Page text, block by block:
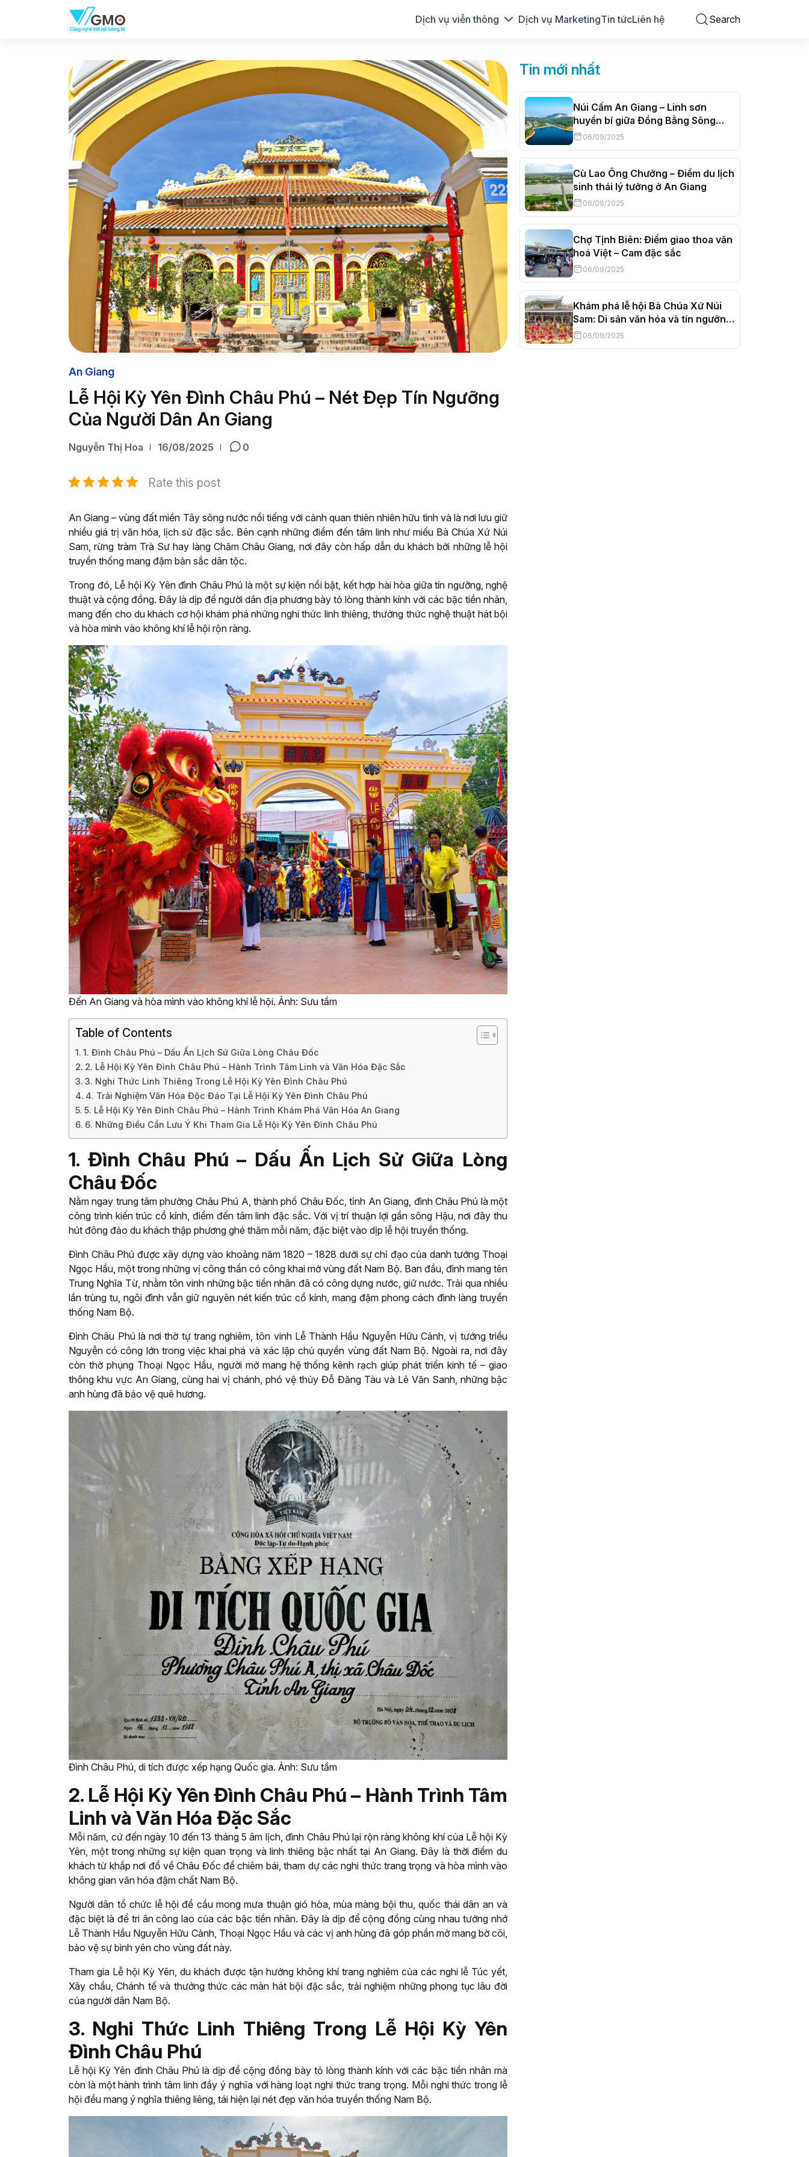
Dịch vụ viễn thông Dịch vụ MarketingTin tứcLiên hệ Search
An Giang
Lễ Hội Kỳ Yên Đình Châu Phú – Nét Đẹp Tín Ngưỡng
Của Người Dân An Giang
Nguyễn Thị Hoa 16/08/2025 0
Rate this post
An Giang – vùng đất miền Tây sông nước nổi tiếng với cảnh quan thiên nhiên hữu tình và là nơi lưu giữ
nhiều giá trị văn hóa, lịch sử đặc sắc. Bên cạnh những điểm đến tâm linh như miếu Bà Chúa Xứ Núi
Sam, rừng tràm Trà Sư hay làng Chăm Châu Giang, nơi đây còn hấp dẫn du khách bởi những lễ hội
truyền thống mang đậm bản sắc dân tộc.
Trong đó, Lễ hội Kỳ Yên đình Châu Phú là một sự kiện nổi bật, kết hợp hài hòa giữa tín ngưỡng, nghệ
thuật và cộng đồng. Đây là dịp để người dân địa phương bày tỏ lòng thành kính với các bậc tiền nhân,
mang đến cho du khách cơ hội khám phá những nghi thức linh thiêng, thưởng thức nghệ thuật hát bội
và hòa mình vào không khí lễ hội rộn ràng.
Đến An Giang và hòa mình vào không khí lễ hội. Ảnh: Sưu tầm
Table of Contents
1. Đình Châu Phú – Dấu Ấn Lịch Sử Giữa Lòng Châu Đốc
2. Lễ Hội Kỳ Yên Đình Châu Phú – Hành Trình Tâm Linh và Văn Hóa Đặc Sắc
3. Nghi Thức Linh Thiêng Trong Lễ Hội Kỳ Yên Đình Châu Phú
4. Trải Nghiệm Văn Hóa Độc Đáo Tại Lễ Hội Kỳ Yên Đình Châu Phú
5. Lễ Hội Kỳ Yên Đình Châu Phú – Hành Trình Khám Phá Văn Hóa An Giang
6. Những Điều Cần Lưu Ý Khi Tham Gia Lễ Hội Kỳ Yên Đình Châu Phú
1. Đình Châu Phú – Dấu Ấn Lịch Sử Giữa Lòng
Châu Đốc
Nằm ngay trung tâm phường Châu Phú A, thành phố Châu Đốc, tỉnh An Giang, đình Châu Phú là một
công trình kiến trúc cổ kính, điểm đến tâm linh đặc sắc. Với vị trí thuận lợi gần sông Hậu, nơi đây thu
hút đông đảo du khách thập phương ghé thăm mỗi năm, đặc biệt vào dịp lễ hội truyền thống.
Đình Châu Phú được xây dựng vào khoảng năm 1820 – 1828 dưới sự chỉ đạo của danh tướng Thoại
Ngọc Hầu, một trong những vị công thần có công khai mở vùng đất Nam Bộ. Ban đầu, đình mang tên
Trung Nghĩa Từ, nhằm tôn vinh những bậc tiền nhân đã có công dựng nước, giữ nước. Trải qua nhiều
lần trùng tu, ngôi đình vẫn giữ nguyên nét kiến trúc cổ kính, mang đậm phong cách đình làng truyền
thống Nam Bộ.
Đình Châu Phú là nơi thờ tự trang nghiêm, tôn vinh Lễ Thành Hầu Nguyễn Hữu Cảnh, vị tướng triều
Nguyễn có công lớn trong việc khai phá và xác lập chủ quyền vùng đất Nam Bộ. Ngoài ra, nơi đây
còn thờ phụng Thoại Ngọc Hầu, người mở mang hệ thống kênh rạch giúp phát triển kinh tế – giao
thông khu vực An Giang, cùng hai vị chánh, phó vệ thủy Đỗ Đăng Tàu và Lê Văn Sanh, những bậc
anh hùng đã bảo vệ quê hương.
Đình Châu Phú, di tích được xếp hạng Quốc gia. Ảnh: Sưu tầm
2. Lễ Hội Kỳ Yên Đình Châu Phú – Hành Trình Tâm
Linh và Văn Hóa Đặc Sắc
Mỗi năm, cứ đến ngày 10 đến 13 tháng 5 âm lịch, đình Châu Phú lại rộn ràng không khí của Lễ hội Kỳ
Yên, một trong những sự kiện quan trọng và linh thiêng bậc nhất tại An Giang. Đây là thời điểm du
khách từ khắp nơi đổ về Châu Đốc để chiêm bái, tham dự các nghi thức trang trọng và hòa mình vào
không gian văn hóa đậm chất Nam Bộ.
Người dân tổ chức lễ hội để cầu mong mưa thuận gió hòa, mùa màng bội thu, quốc thái dân an và
đặc biệt là để tri ân công lao của các bậc tiền nhân. Đây là dịp để cộng đồng cùng nhau tưởng nhớ
Lễ Thành Hầu Nguyễn Hữu Cảnh, Thoại Ngọc Hầu và các vị anh hùng đã góp phần mở mang bờ cõi,
bảo vệ sự bình yên cho vùng đất này.
Tham gia Lễ hội Kỳ Yên, du khách được tận hưởng không khí trang nghiêm của các nghi lễ Túc yết,
Xây chầu, Chánh tế và thưởng thức các màn hát bội đặc sắc, trải nghiệm những phong tục lâu đời
của người dân Nam Bộ.
3. Nghi Thức Linh Thiêng Trong Lễ Hội Kỳ Yên
Đình Châu Phú
Lễ hội Kỳ Yên đình Châu Phú là dịp để cộng đồng bày tỏ lòng thành kính với các bậc tiền nhân mà
còn là một hành trình tâm linh đầy ý nghĩa với hàng loạt nghi thức trang trọng. Mỗi nghi thức trong lễ
hội đều mang ý nghĩa thiêng liêng, tái hiện lại nét đẹp văn hóa truyền thống Nam Bộ.
Tin mới nhất
Núi Cấm An Giang – Linh sơn
huyền bí giữa Đồng Bằng Sông
Cửu Long
06/09/2025
Cù Lao Ông Chưởng – Điểm du lịch
sinh thái lý tưởng ở An Giang
06/09/2025
Chợ Tịnh Biên: Điểm giao thoa văn
hoá Việt – Cam đặc sắc
06/09/2025
Khám phá lễ hội Bà Chúa Xứ Núi
Sam: Di sản văn hóa và tín ngưỡng
đặc sắc
06/09/2025